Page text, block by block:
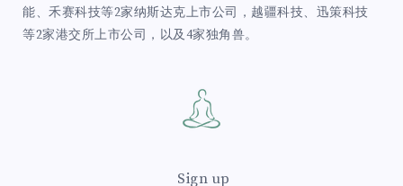
能、禾赛科技等2家纳斯达克上市公司，越疆科技、迅策科技
等2家港交所上市公司，以及4家独角兽。
Sign up